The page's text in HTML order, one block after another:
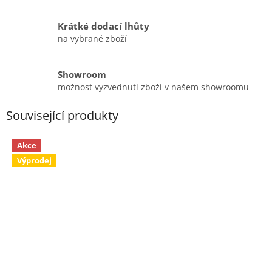
Krátké dodací lhůty
na vybrané zboží
Showroom
možnost vyzvednuti zboží v našem showroomu
Související produkty
Akce
Výprodej